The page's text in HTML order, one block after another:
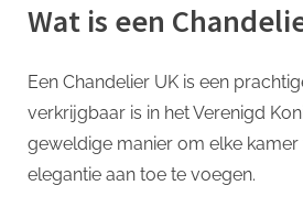
Wat is een
Een Chandelier UK is een
verkrijgbaar is in het Verenigd
geweldige manier om elke
elegantie aan toe te voegen.